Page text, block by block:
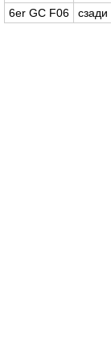
6er GC F06
сзади